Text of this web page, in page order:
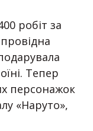
робіт за
Тепер
персонажок
«Наруто»,